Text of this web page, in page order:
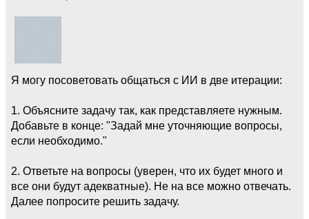
Я могу посоветовать общаться с ИИ в две итерации:
1. Объясните задачу так, как представляете нужным.
Добавьте в конце: "Задай мне уточняющие вопросы,
если необходимо."
2. Ответьте на вопросы (уверен, что их будет много и
все они будут адекватные). Не на все можно отвечать.
Далее попросите решить задачу.